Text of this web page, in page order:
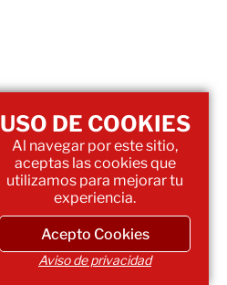
USO DE COOKIES
Al navegar por este sitio,
aceptas las cookies que
utilizamos para mejorar tu
experiencia.
Acepto Cookies
Aviso de privacidad